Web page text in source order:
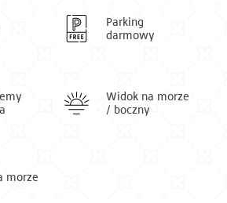
Parking
darmowy
Widok na morze
/ boczny
morze